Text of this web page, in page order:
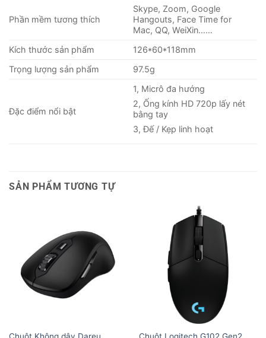
Phần mềm tương thích
Skype, Zoom, Google
Hangouts, Face Time for
Mac, QQ, WeiXin……
Kích thước sản phẩm
126*60*118mm
Trọng lượng sản phẩm
97.5g
Đặc điểm nổi bật
1, Micrô đa hướng
2, Ống kính HD 720p lấy nét
bằng tay
3, Đế / Kẹp linh hoạt
SẢN PHẨM TƯƠNG TỰ
Chuột Không dây Dareu Chuột Logitech G102 Gen2